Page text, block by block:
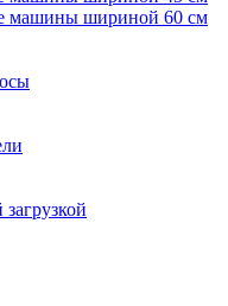
машины шириной 60 см